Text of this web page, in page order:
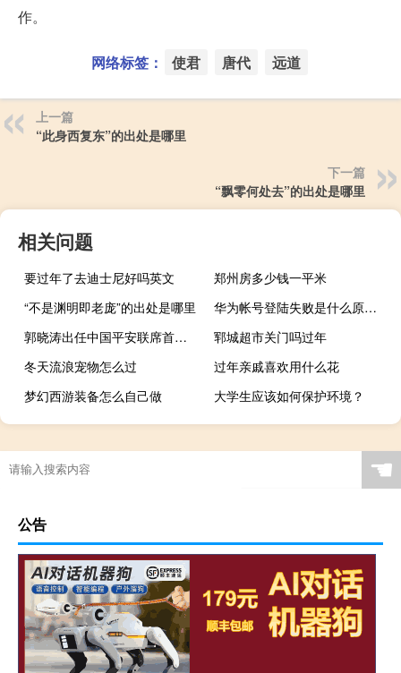
作。
网络标签： 使君 唐代 远道
上一篇
“此身西复东”的出处是哪里
下一篇
“飘零何处去”的出处是哪里
相关问题
要过年了去迪士尼好吗英文
郑州房多少钱一平米
“不是渊明即老庞”的出处是哪里
华为帐号登陆失败是什么原因（华为帐号登陆）
郭晓涛出任中国平安联席首席执行官 陈心颖辞任
郓城超市关门吗过年
冬天流浪宠物怎么过
过年亲戚喜欢用什么花
梦幻西游装备怎么自己做
大学生应该如何保护环境？
☚
公告